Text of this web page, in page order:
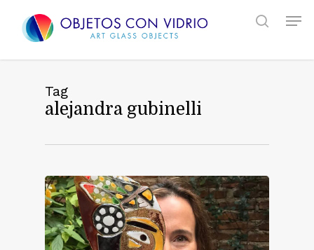
search
Tag
alejandra gubinelli